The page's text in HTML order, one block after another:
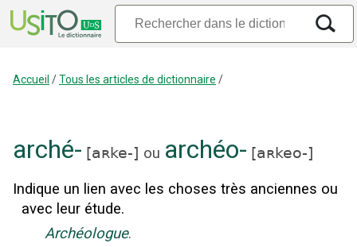
Accueil /Tous les articles de dictionnaire /
arché- [aʀke-] ou archéo- [aʀkeo-]
Indique un lien avec les choses très anciennes ou
avec leur étude.
Archéologue.